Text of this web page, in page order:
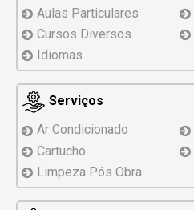
Aulas Particulares
Cursos Diversos
Idiomas
Serviços
Ar Condicionado
Cartucho
Limpeza Pós Obra